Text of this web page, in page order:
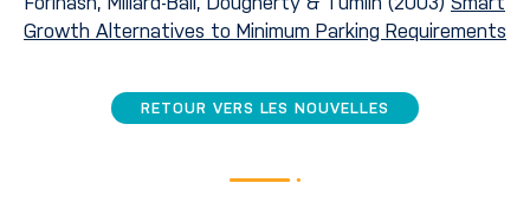
Growth Alternatives to Minimum Parking Requirements
RETOUR VERS LES NOUVELLES